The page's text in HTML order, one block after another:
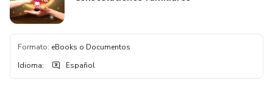
Formato: eBooks o Documentos
Idioma: Español